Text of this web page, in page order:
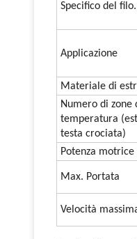
Specifico del filo.
Applicazione
Materiale di
Numero di
temperatura
testa crociata)
Potenza motrice
Max. Portata
Velocità